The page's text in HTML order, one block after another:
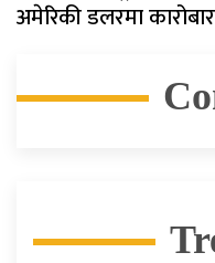
अमेरिकी डलरमा